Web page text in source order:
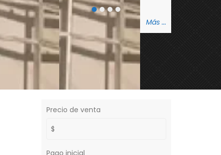
Más ...
Precio de venta